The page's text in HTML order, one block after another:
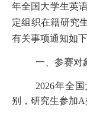
年全国大学生英
定组织在籍研究
有关事项通知如下
一、参赛对
2026年全
别， 研究生参加A